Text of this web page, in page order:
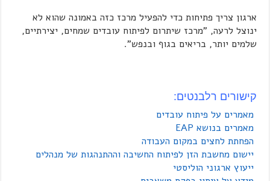
ארגון צריך פתיחות כדי להפעיל מרכז כזה באמונה שהוא לא
ינוצל לרעה, "מרכז שיתרום לפיתוח עובדים שמחים, יצירתיים,
שלמים יותר, בריאים בגוף ובנפש".
קישורים רלבנטים:
מאמרים על פיתוח עובדים
מאמרים בנושא EAP
הפחתת לחצים במקום העבודה
יישום מחשבת הזן לפיתוח החשיבה וההתנהגות של מנהלים
ייעוץ ארגוני הוליסטי